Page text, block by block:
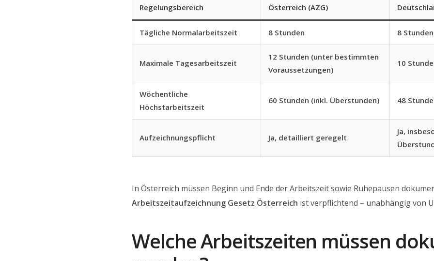
Regelungsbereich Österreich (AZG)
Tägliche Normalarbeitszeit 8 Stunden 8 Stunden
Maximale Tagesarbeitszeit
12 Stunden (unter bestimmten
Voraussetzungen)
10
Wöchentliche
Höchstarbeitszeit
60 Stunden (inkl. Überstunden) 48
Aufzeichnungspflicht Ja, detailliert geregelt
Ja,
In Österreich müssen Beginn und Ende der Arbeitszeit sowie Ruhepausen
Arbeitszeitaufzeichnung Gesetz Österreich ist verpflichtend – unabhängig von
Welche Arbeitszeiten müssen